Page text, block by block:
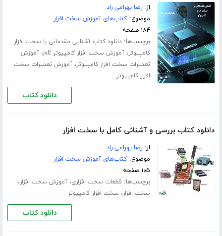
از:رضا بهرامی راد
موضوع:کتاب‌های آموزش سخت افزار
۱۸۴ صفحه
برچسب‌ها:دانلود کتاب آشنایی مقدماتی با سخت افزار
کامپیوتر،آموزش سخت افزار کامپیوتر pdf ،آموزش
تعمیرات سخت افزار کامپیوتر،آموزش تعمیرات سخت
افزار کامپیوتر
دانلود کتاب
دانلود کتاب بررسی و آشنائی کامل با سخت افزار
از:رضا بهرامی راد
موضوع:کتاب‌های آموزش سخت افزار
۱۰۵ صفحه
برچسب‌ها: قطعات سخت افزاری،آموزش سخت افزار،
سخت افزار، سخت افزار کامپیوتر
دانلود کتاب